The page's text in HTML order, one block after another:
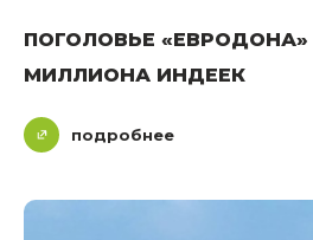
ПОГОЛОВЬЕ
МИЛЛИОНА ИНДЕЕК
подробнее